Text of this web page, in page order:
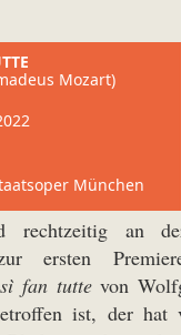
Mozart)
München
rechtzeitig an
ersten
fan tuttevon
ist, der hat